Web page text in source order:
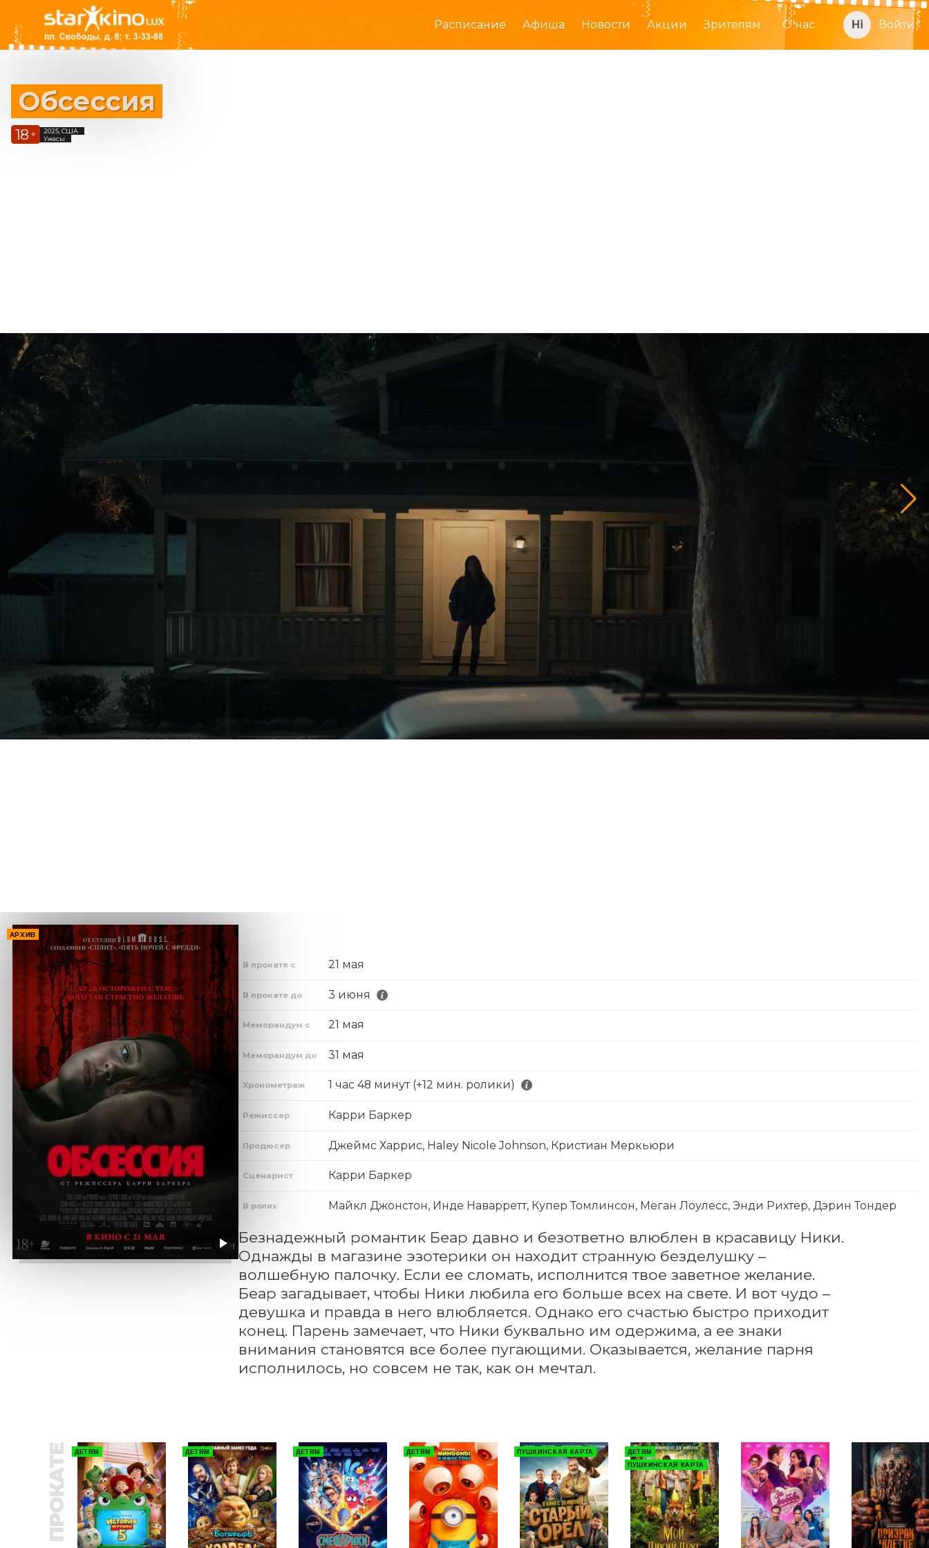
Расписание Афиша Новости Акции Зрителям О нас Войти
Обсессия
18 +
2025, США
Ужасы
АРХИВ
В прокате с 21 мая
В прокате до 3 июня
Меморандум с 21 мая
Меморандум до 31 мая
Хронометраж 1 час 48 минут (+12 мин. ролики)
Режиссер Карри Баркер
Продюсер Джеймс Харрис, Haley Nicole Johnson, Кристиан Меркьюри
Сценарист Карри Баркер
В ролях Майкл Джонстон, Инде Наварретт, Купер Томлинсон, Меган Лоулесс, Энди Рихтер, Дэрин Тондер
Безнадежный романтик Беар давно и безответно влюблен в красавицу Ники.
Однажды в магазине эзотерики он находит странную безделушку –
волшебную палочку. Если ее сломать, исполнится твое заветное желание.
Беар загадывает, чтобы Ники любила его больше всех на свете. И вот чудо –
девушка и правда в него влюбляется. Однако его счастью быстро приходит
конец. Парень замечает, что Ники буквально им одержима, а ее знаки
внимания становятся все более пугающими. Оказывается, желание парня
исполнилось, но совсем не так, как он мечтал.
В ПРОКАТЕ ДЕТЯМ ДЕТЯМ ДЕТЯМ ДЕТЯМ ПУШКИНСКАЯ КАРТА
ДЕТЯМ
ПУШКИНСКАЯ КАРТА